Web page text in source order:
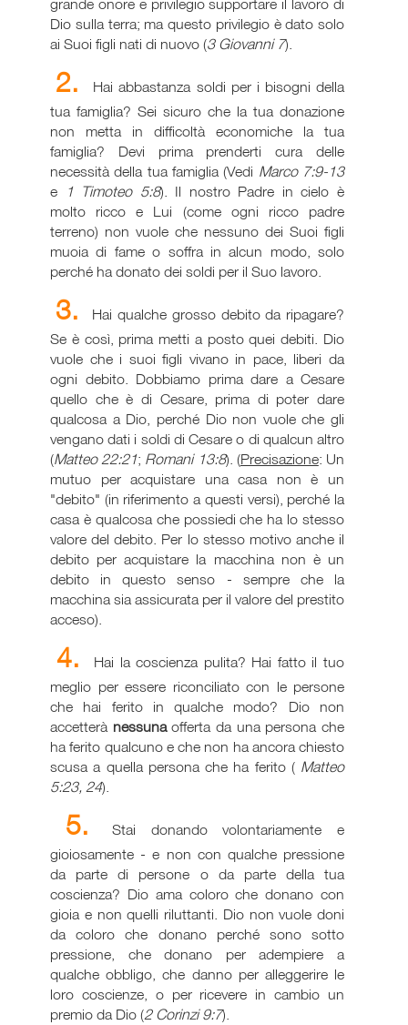
grande onore e privilegio supportare il lavoro di
Dio sulla terra; ma questo privilegio è dato solo
ai Suoi figli nati di nuovo (3 Giovanni 7).
2.
Hai abbastanza soldi per i bisogni della
tua famiglia? Sei sicuro che la tua donazione
non metta in difficoltà economiche la tua
famiglia? Devi prima prenderti cura delle
necessità della tua famiglia (Vedi Marco 7:9-13
e 1 Timoteo 5:8). Il nostro Padre in cielo è
molto ricco e Lui (come ogni ricco padre
terreno) non vuole che nessuno dei Suoi figli
muoia di fame o soffra in alcun modo, solo
perché ha donato dei soldi per il Suo lavoro.
3.
Hai qualche grosso debito da ripagare?
Se è così, prima metti a posto quei debiti. Dio
vuole che i suoi figli vivano in pace, liberi da
ogni debito. Dobbiamo prima dare a Cesare
quello che è di Cesare, prima di poter dare
qualcosa a Dio, perché Dio non vuole che gli
vengano dati i soldi di Cesare o di qualcun altro
(Matteo 22:21; Romani 13:8). (Precisazione: Un
mutuo per acquistare una casa non è un
"debito" (in riferimento a questi versi), perché la
casa è qualcosa che possiedi che ha lo stesso
valore del debito. Per lo stesso motivo anche il
debito per acquistare la macchina non è un
debito in questo senso - sempre che la
macchina sia assicurata per il valore del prestito
acceso).
4.
Hai la coscienza pulita? Hai fatto il tuo
meglio per essere riconciliato con le persone
che hai ferito in qualche modo? Dio non
accetterà nessunaofferta da una persona che
ha ferito qualcuno e che non ha ancora chiesto
scusa a quella persona che ha ferito ( Matteo
5:23, 24).
5.
Stai donando volontariamente e
gioiosamente - e non con qualche pressione
da parte di persone o da parte della tua
coscienza? Dio ama coloro che donano con
gioia e non quelli riluttanti. Dio non vuole doni
da coloro che donano perché sono sotto
pressione, che donano per adempiere a
qualche obbligo, che danno per alleggerire le
loro coscienze, o per ricevere in cambio un
premio da Dio (2 Corinzi 9:7).